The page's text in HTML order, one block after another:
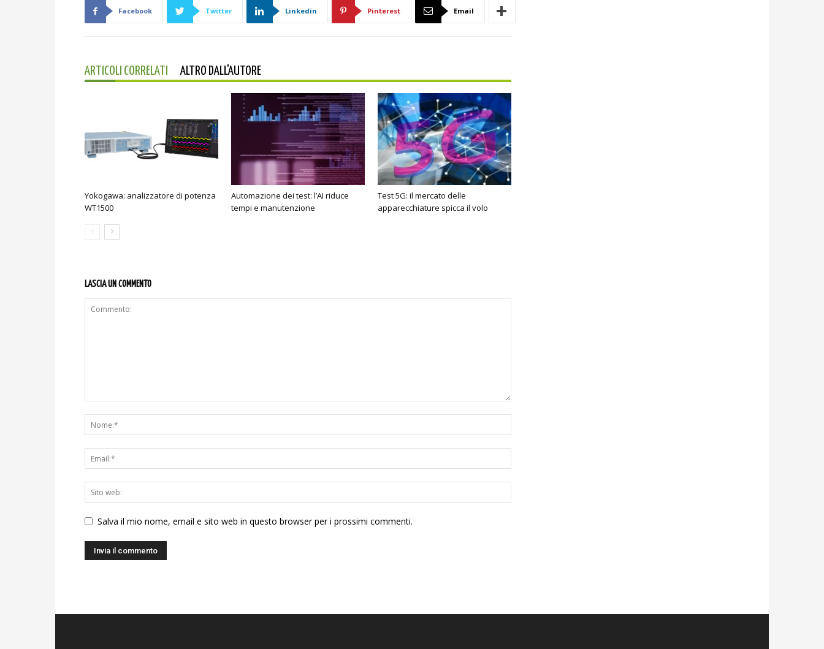
Facebook Twitter Linkedin Pinterest Email
ARTICOLI CORRELATI ALTRO DALL'AUTORE
Yokogawa: analizzatore di potenza
WT1500
Automazione dei test: l’AI riduce
tempi e manutenzione
Test 5G: il mercato delle
apparecchiature spicca il volo
LASCIA UN COMMENTO
Salva il mio nome, email e sito web in questo browser per i prossimi commenti.